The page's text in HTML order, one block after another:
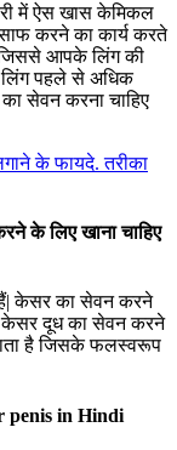
में ऐस खास केमिकल
करने का कार्य करते
जिससे आपके लिंग की
लिंग पहले से अधिक
सेवन करना चाहिए
के फायदे. तरीका
के लिए खाना चाहिए
हैं| केसर का सेवन करने
केसर दूध का सेवन करने
है जिसके फलस्वरूप
penis in Hindi